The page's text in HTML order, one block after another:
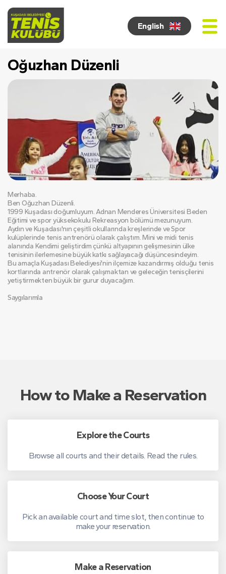
English
Oğuzhan Düzenli
Merhaba.
Ben Oğuzhan Düzenli.
1999 Kuşadası doğumluyum. Adnan Menderes Üniversitesi Beden
Eğitimi ve spor yüksekokulu Rekreasyon bölümü mezunuyum.
Aydın ve Kuşadası'nın çeşitli okullarında kreşlerinde ve Spor
kulüplerinde tenis antrenörü olarak çalıştım. Mini ve midi tenis
alanında Kendimi geliştirdim çünkü altyapının gelişmesinin ülke
tenisinin ilerlemesine büyük katkı sağlayacağı düşüncesindeyim.
Bu amaçla Kuşadası Belediyesi'nin ilçemize kazandırmış olduğu tenis
kortlarında antrenör olarak çalışmaktan ve geleceğin tenisçilerini
yetiştirmekten büyük bir gurur duyacağım.
Saygılarımla
How to Make a Reservation
Explore the Courts
Browse all courts and their details. Read the rules.
Choose Your Court
Pick an available court and time slot, then continue to
make your reservation.
Make a Reservation